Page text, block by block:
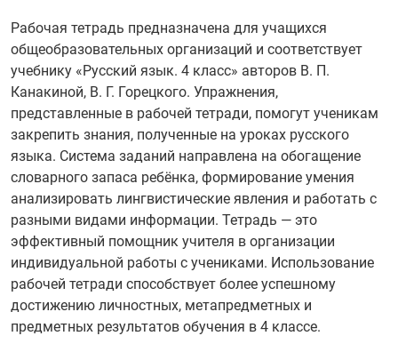
Рабочая тетрадь предназначена для учащихся
общеобразовательных организаций и соответствует
учебнику «Русский язык. 4 класс» авторов В. П.
Канакиной, В. Г. Горецкого. Упражнения,
представленные в рабочей тетради, помогут ученикам
закрепить знания, полученные на уроках русского
языка. Система заданий направлена на обогащение
словарного запаса ребёнка, формирование умения
анализировать лингвистические явления и работать с
разными видами информации. Тетрадь — это
эффективный помощник учителя в организации
индивидуальной работы с учениками. Использование
рабочей тетради способствует более успешному
достижению личностных, метапредметных и
предметных результатов обучения в 4 классе.